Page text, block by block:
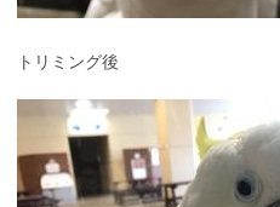
トリミング後